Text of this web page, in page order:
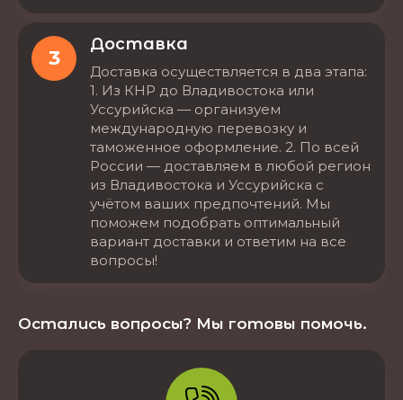
3
Доставка
Доставка осуществляется в два этапа:
1. Из КНР до Владивостока или
Уссурийска — организуем
международную перевозку и
таможенное оформление. 2. По всей
России — доставляем в любой регион
из Владивостока и Уссурийска с
учётом ваших предпочтений. Мы
поможем подобрать оптимальный
вариант доставки и ответим на все
вопросы!
Остались вопросы? Мы готовы помочь.